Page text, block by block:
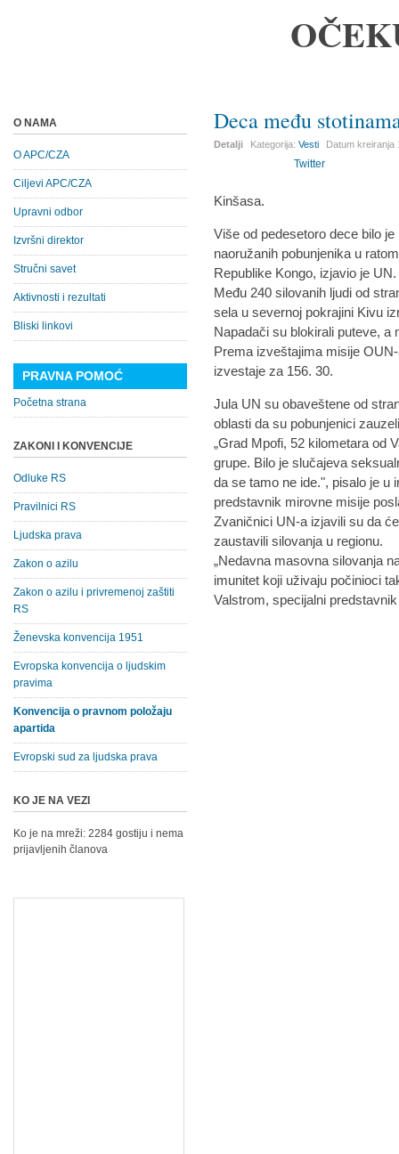
Deca među
Detalji Kategorija:Vesti Datum kreiranja
Twitter
Kinšasa.
Više od pedesetoro dece bilo
naoružanih pobunjenika u
Republike Kongo, izjavio je UN.
Među 240 silovanih ljudi od
sela u severnoj pokrajini Kivu
Napadači su blokirali puteve, a
Prema izveštajima misije
izvestaje za 156. 30.
Jula UN su obaveštene od
oblasti da su pobunjenici
„Grad Mpofi, 52 kilometara od
grupe. Bilo je slučajeva
da se tamo ne ide.", pisalo je u
predstavnik mirovne misije
Zvaničnici UN-a izjavili su da
zaustavili silovanja u regionu.
„Nedavna masovna silovanja
imunitet koji uživaju počinioci
Valstrom, specijalni
O NAMA
O APC/CZA
Ciljevi APC/CZA
Upravni odbor
Izvršni direktor
Stručni savet
Aktivnosti i rezultati
Bliski linkovi
PRAVNA POMOĆ
Početna strana
ZAKONI I KONVENCIJE
Odluke RS
Pravilnici RS
Ljudska prava
Zakon o azilu
Zakon o azilu i privremenoj zaštiti
RS
Ženevska konvencija 1951
Evropska konvencija o ljudskim
pravima
Konvencija o pravnom položaju
apartida
Evropski sud za ljudska prava
KO JE NA VEZI
Ko je na mreži: 2284 gostiju i nema
prijavljenih članova